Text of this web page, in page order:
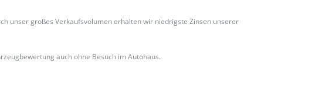
unser großes Verkaufsvolumen erhalten wir niedrigste Zinsen unserer
auch ohne Besuch im Autohaus.